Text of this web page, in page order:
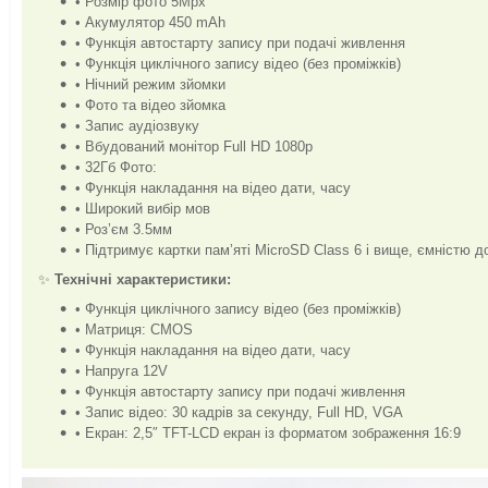
• Акумулятор 450 mAh
• Функція автостарту запису при подачі живлення
• Функція циклічного запису відео (без проміжків)
• Нічний режим зйомки
• Фото та відео зйомка
• Запис аудіозвуку
• Вбудований монітор Full HD 1080p
• 32Гб Фото:
• Функція накладання на відео дати, часу
• Широкий вибір мов
• Роз’єм 3.5мм
• Підтримує картки пам’яті MicroSD Class 6 і вище, ємністю
✨ Технічні характеристики:
• Функція циклічного запису відео (без проміжків)
• Матриця: CMOS
• Функція накладання на відео дати, часу
• Напруга 12V
• Функція автостарту запису при подачі живлення
• Запис відео: 30 кадрів за секунду, Full HD, VGA
• Екран: 2,5″ TFT-LCD екран із форматом зображення 16:9